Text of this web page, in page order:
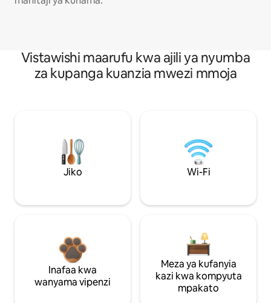
Vistawishi maarufu kwa ajili ya nyumba
za kupanga kuanzia mwezi mmoja
Jiko Wi-Fi
Inafaa kwa
wanyama vipenzi
Meza ya kufanyia
kazi kwa kompyuta
mpakato